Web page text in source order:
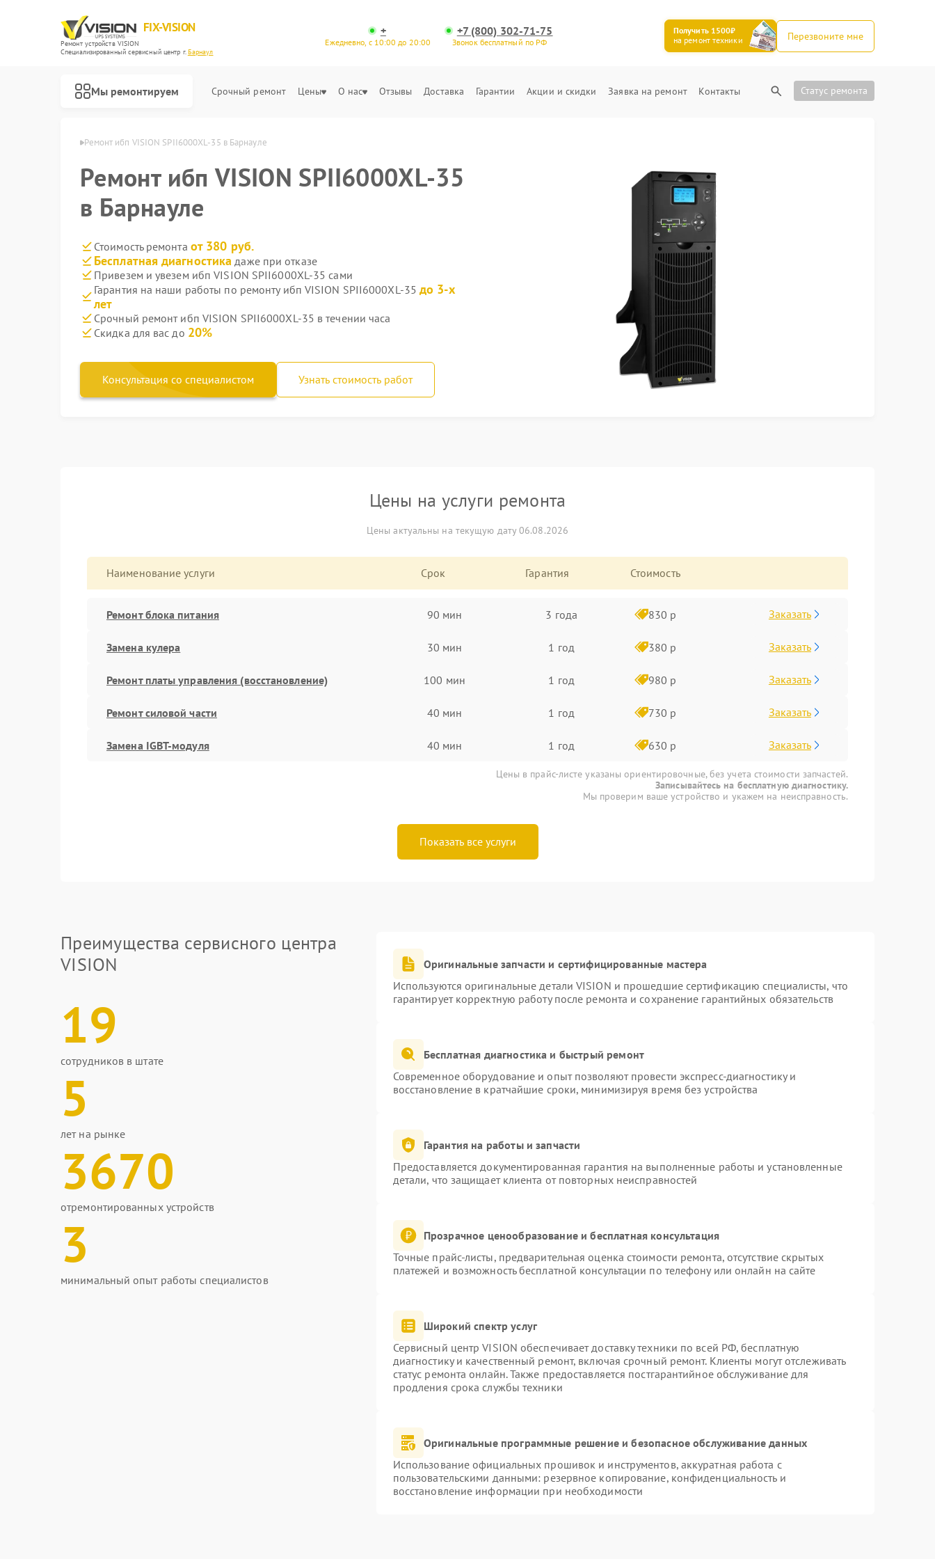
FIX-VISION
Ремонт устройств VISION
Специализированный cервисный центр г.Барнаул
+
Ежедневно, с 10:00 до 20:00
+7 (800) 302-71-75
Звонок бесплатный по РФ
Получить 1500₽
на ремонт техники
Перезвоните мне
Мы ремонтируем Срочный ремонт Цены О нас Отзывы Доставка Гарантии Акции и скидки Заявка на ремонт Контакты Статус ремонта
Ремонт ибп VISION SPII6000XL-35 в Барнауле
Ремонт ибп VISION SPII6000XL-35
в Барнауле
Стоимость ремонта от 380 руб.
Бесплатная диагностика даже при отказе
Привезем и увезем ибп VISION SPII6000XL-35 сами
Гарантия на наши работы по ремонту ибп VISION SPII6000XL-35 до 3-х
лет
Срочный ремонт ибп VISION SPII6000XL-35 в течении часа
Скидка для вас до 20%
Консультация со специалистом Узнать стоимость работ
Цены на услуги ремонта
Цены актуальны на текущую дату 06.08.2026
Наименование услуги Срок Гарантия Стоимость
Ремонт блока питания 90 мин 3 года 830 р Заказать
Замена кулера 30 мин 1 год 380 р Заказать
Ремонт платы управления (восстановление) 100 мин 1 год 980 р Заказать
Ремонт силовой части 40 мин 1 год 730 р Заказать
Замена IGBT-модуля 40 мин 1 год 630 р Заказать
Цены в прайс-листе указаны ориентировочные, без учета стоимости запчастей.
Записывайтесь на бесплатную диагностику.
Мы проверим ваше устройство и укажем на неисправность.
Показать все услуги
Преимущества сервисного центра
VISION
19
сотрудников в штате
5
лет на рынке
3670
отремонтированных устройств
3
минимальный опыт работы специалистов
Оригинальные запчасти и сертифицированные мастера
Используются оригинальные детали VISION и прошедшие сертификацию специалисты, что
гарантирует корректную работу после ремонта и сохранение гарантийных обязательств
Бесплатная диагностика и быстрый ремонт
Современное оборудование и опыт позволяют провести экспресс-диагностику и
восстановление в кратчайшие сроки, минимизируя время без устройства
Гарантия на работы и запчасти
Предоставляется документированная гарантия на выполненные работы и установленные
детали, что защищает клиента от повторных неисправностей
Прозрачное ценообразование и бесплатная консультация
Точные прайс-листы, предварительная оценка стоимости ремонта, отсутствие скрытых
платежей и возможность бесплатной консультации по телефону или онлайн на сайте
Широкий спектр услуг
Сервисный центр VISION обеспечивает доставку техники по всей РФ, бесплатную
диагностику и качественный ремонт, включая срочный ремонт. Клиенты могут отслеживать
статус ремонта онлайн. Также предоставляется постгарантийное обслуживание для
продления срока службы техники
Оригинальные программные решение и безопасное обслуживание данных
Использование официальных прошивок и инструментов, аккуратная работа с
пользовательскими данными: резервное копирование, конфиденциальность и
восстановление информации при необходимости